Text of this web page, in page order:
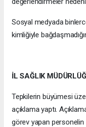
Sosyal medyada binlerce
kimliğiyle
İL SAĞLIK
Tepkilerin büyümesi
açıklama yaptı.
görev yapan personelin